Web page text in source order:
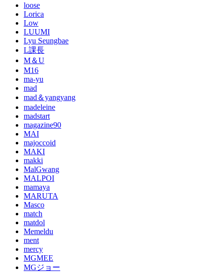
loose
Lorica
Low
LUUMI
Lyu Seungbae
L課長
M＆U
M16
ma-yu
mad
mad＆yangyang
madeleine
madstart
magazine90
MAI
majoccoid
MAKI
makki
MalGwang
MALPOI
mamaya
MARUTA
Masco
match
matdol
Memeldu
ment
mercy
MGMEE
MGジョー